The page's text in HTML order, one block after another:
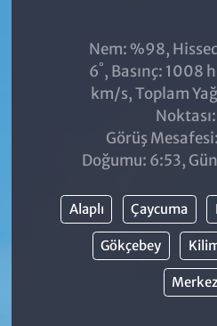
Nem: %98,
6°, Basınç: 1008
km/s, Toplam
Görüş
Doğumu: 6:53,
Alaplı Çaycuma
Gökçebey
Merkez